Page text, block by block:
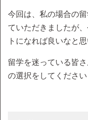
今回は、私の場合の
ていただきましたが
トになれば良いなと思
留学を迷っている皆
の選択をしてください